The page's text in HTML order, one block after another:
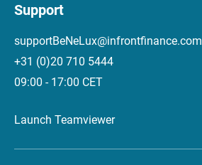
Support
supportBeNeLux@infrontfinance.com
+31 (0)20 710 5444
09:00 - 17:00 CET
Launch Teamviewer